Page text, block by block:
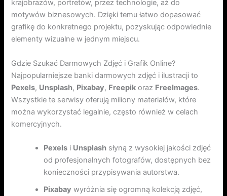
krajobrazów, portretów, przez technologie, aż do
motywów biznesowych. Dzięki temu łatwo dopasować
grafikę do konkretnego projektu, pozyskując odpowiednie
elementy wizualne w jednym miejscu.
Gdzie Szukać Darmowych Zdjęć i Grafik Online?
Najpopularniejsze banki darmowych zdjęć i ilustracji to
Pexels, Unsplash, Pixabay, Freepik oraz FreeImages.
Wszystkie te serwisy oferują miliony materiałów, które
można wykorzystać legalnie, często również w celach
komercyjnych.
Pexels i Unsplash słyną z wysokiej jakości zdjęć
od profesjonalnych fotografów, dostępnych bez
konieczności przypisywania autorstwa.
Pixabay wyróżnia się ogromną kolekcją zdjęć,